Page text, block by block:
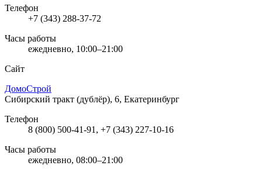
Телефон
+7 (343) 288-37-72
Часы работы
ежедневно, 10:00–21:00
Сайт
ДомоСтрой
Сибирский тракт (дублёр), 6, Екатеринбург
Телефон
8 (800) 500-41-91, +7 (343) 227-10-16
Часы работы
ежедневно, 08:00–21:00